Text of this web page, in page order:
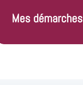
Mes démarches